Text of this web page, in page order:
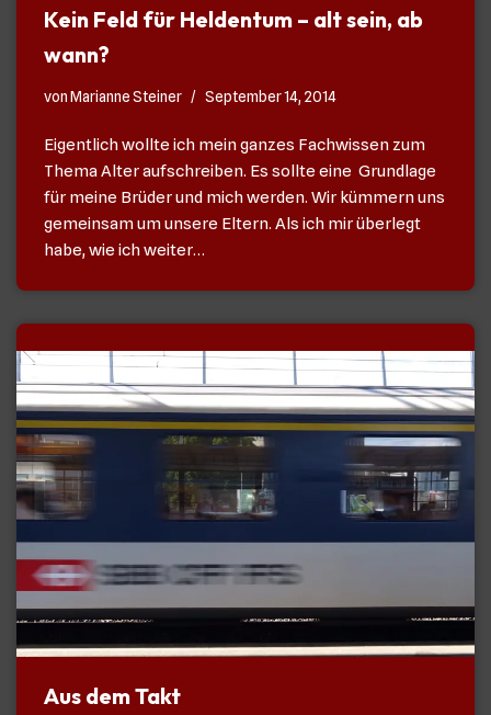
Kein Feld für Heldentum – alt sein, ab
wann?
vonMarianne Steiner September 14, 2014
Eigentlich wollte ich mein ganzes Fachwissen zum
Thema Alter aufschreiben. Es sollte eine Grundlage
für meine Brüder und mich werden. Wir kümmern uns
gemeinsam um unsere Eltern. Als ich mir überlegt
habe, wie ich weiter…
Aus dem Takt